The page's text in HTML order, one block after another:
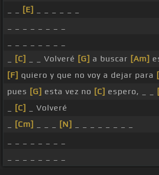
[E]
[C] _ _ Volveré [G] a buscar [Am]
[F] quiero y que no voy a dejar para
pues [G] esta vez no [C] espero, _ _
[C]
_ Volveré
[Cm] [N]